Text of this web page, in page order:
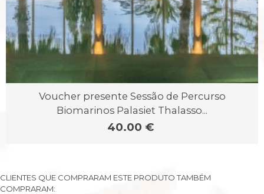
Voucher presente Sessão de Percurso
Biomarinos Palasiet Thalasso...
40.00 €
CLIENTES QUE COMPRARAM ESTE PRODUTO TAMBÉM
COMPRARAM: